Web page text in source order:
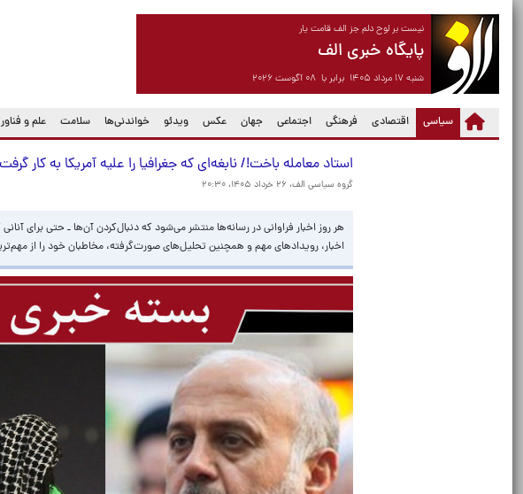
نیست بر لوح دلم جز الف قامت یار
پایگاه خبری الف
شنبه ۱۷ مرداد ۱۴۰۵ برابر با ۰۸ آگوست ۲۰۲۶
سیاسی
(current) اقتصادی فرهنگی اجتماعی جهان عکس ویدئو خواندنی‌ها سلامت علم و
استاد معامله باخت!/ نابغه‌ای که جغرافیا را علیه آمریکا به کار
گروه سیاسی الف، ۲۶ خرداد ۱۴۰۵، ۲۰:۳۰
هر روز اخبار فراوانی در رسانه‌ها منتشر می‌شود که دنبال‌کردن آن‌ها ـ حتی برای
اخبار، رویدادهای مهم و همچنین تحلیل‌های صورت‌گرفته، مخاطبان خود را از